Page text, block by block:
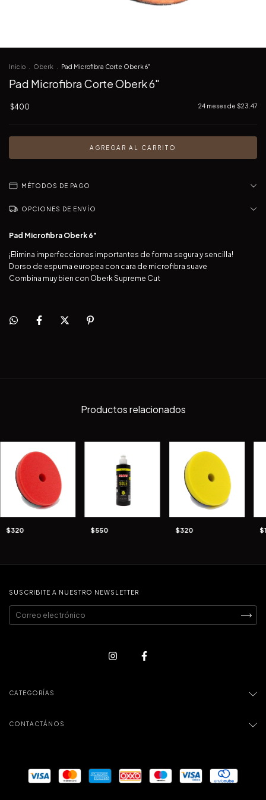
Inicio Oberk Pad Microfibra Corte Oberk 6"
Pad Microfibra Corte Oberk 6"
$400 24 meses de $23.47
MÉTODOS DE PAGO
OPCIONES DE ENVÍO
Pad Microfibra Oberk 6"
¡Elimina imperfecciones importantes de forma segura y sencilla!
Dorso de espuma europea con cara de microfibra suave
Combina muy bien con Oberk Supreme Cut
Productos relacionados
$320 $550 $320
SUSCRIBITE A NUESTRO NEWSLETTER
CATEGORÍAS
CONTACTÁNOS